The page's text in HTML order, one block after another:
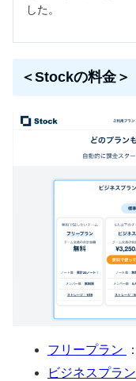
した。
＜Stockの料金＞
フリープラン ：
ビジネスプラン